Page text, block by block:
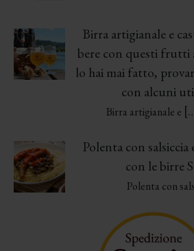
Birra artigianale e
bere con questi frutti
lo hai mai fatto,
con alcuni
Birra artigianale e
Polenta con
con le birre
Polenta con